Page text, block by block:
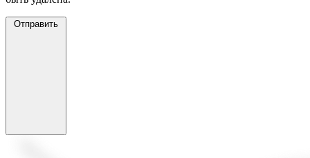
Отправить